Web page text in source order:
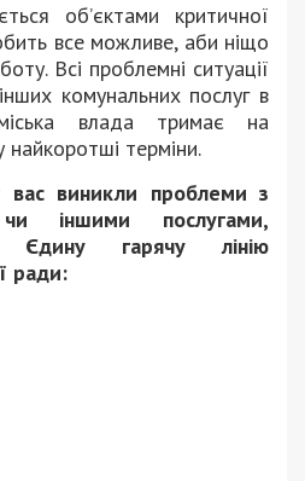
об’єктами критичної
все можливе, аби ніщо
Всі проблемні ситуації
комунальних послуг в
влада тримає на
найкоротші терміни.
виникли проблеми з
чи іншими послугами,
Єдину гарячу лінію
ради: